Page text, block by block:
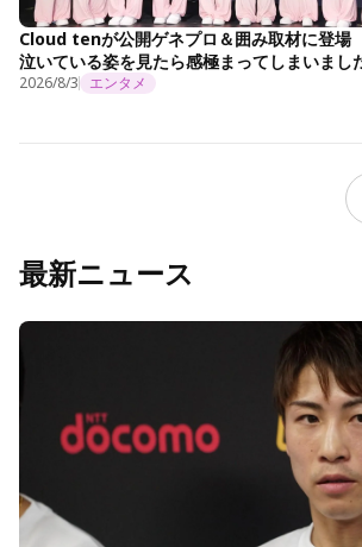
Cloud tenが公開ゲネプロ＆囲み取材に登
泣いている姿を見たら感極まってしまいまし
2026/8/3 エンタメ
最新ニュース